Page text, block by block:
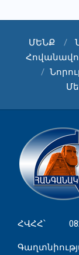
08-
ՄԵՆՔ
ՀՎՀՀ՝